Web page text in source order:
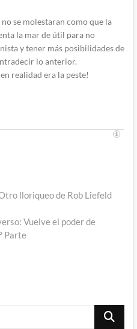
se molestaran como que la
la mar de útil para no
y tener más posibilidades de
lo anterior.
realidad era la peste!
lloriqueo de Rob Liefeld
Vuelve el poder de
Parte
Buscar